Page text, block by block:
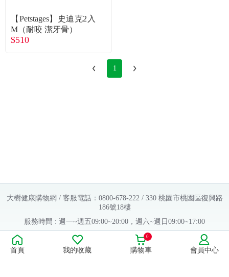
【Petstages】史迪克2入
M（耐咬 潔牙骨）
$510
1
大樹健康購物網 / 客服電話：0800-678-222 / 330 桃園市桃園區復興路
186號18樓
服務時間 : 週一~週五09:00~20:00，週六~週日09:00~17:00
Copyright © 2016 大樹連鎖藥局. All Rights Reserved.
販售業者資料：
首頁 我的收藏 購物車
0
會員中心